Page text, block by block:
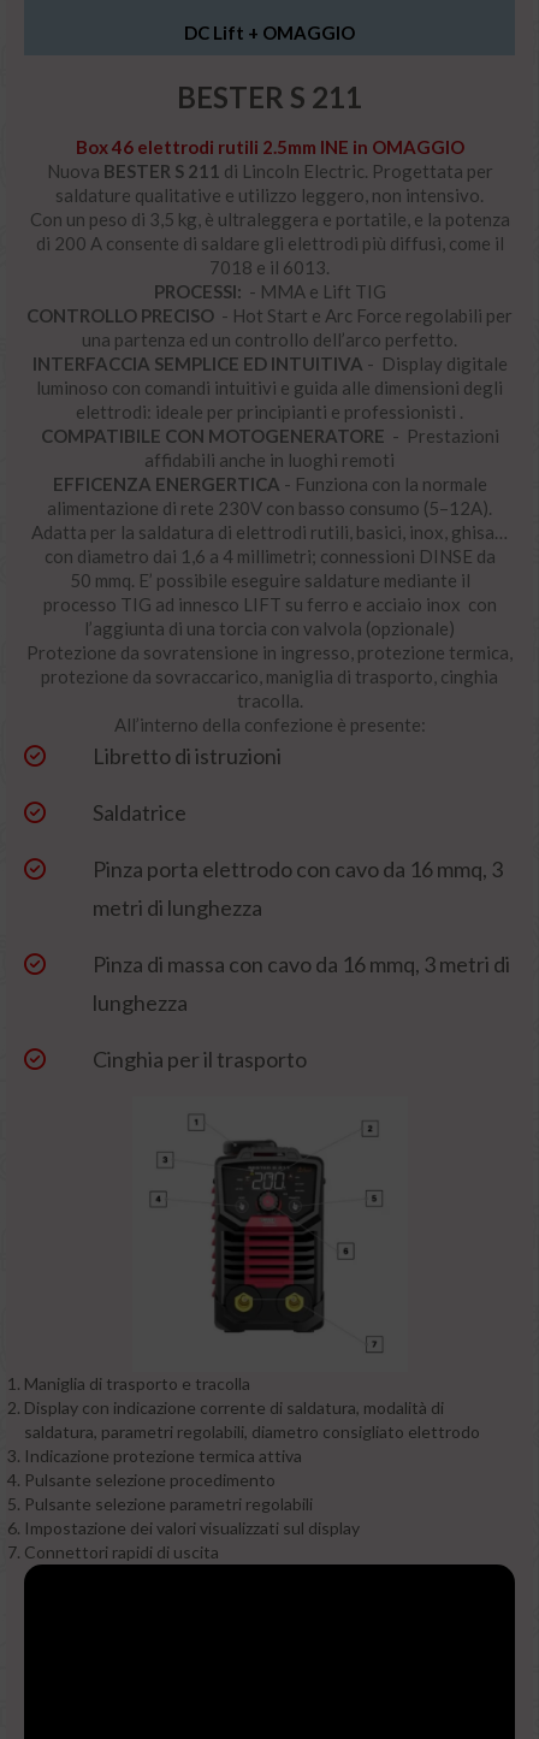
DC Lift + OMAGGIO
BESTER S 211
Box 46 elettrodi rutili 2.5mm INE in OMAGGIO
Nuova BESTER S 211 di Lincoln Electric. Progettata per
saldature qualitative e utilizzo leggero, non intensivo.
Con un peso di 3,5 kg, è ultraleggera e portatile, e la potenza
di 200 A consente di saldare gli elettrodi più diffusi, come il
7018 e il 6013.
PROCESSI: - MMA e Lift TIG
CONTROLLO PRECISO - Hot Start e Arc Force regolabili per
una partenza ed un controllo dell’arco perfetto.
INTERFACCIA SEMPLICE ED INTUITIVA - Display digitale
luminoso con comandi intuitivi e guida alle dimensioni degli
elettrodi: ideale per principianti e professionisti .
COMPATIBILE CON MOTOGENERATORE - Prestazioni
affidabili anche in luoghi remoti
EFFICENZA ENERGERTICA - Funziona con la normale
alimentazione di rete 230V con basso consumo (5–12A).
Adatta per la saldatura di elettrodi rutili, basici, inox, ghisa…
con diametro dai 1,6 a 4 millimetri; connessioni DINSE da
50 mmq. E’ possibile eseguire saldature mediante il
processo TIG ad innesco LIFT su ferro e acciaio inox con
l’aggiunta di una torcia con valvola (opzionale)
Protezione da sovratensione in ingresso, protezione termica,
protezione da sovraccarico, maniglia di trasporto, cinghia
tracolla.
All’interno della confezione è presente:
Libretto di istruzioni
Saldatrice
Pinza porta elettrodo con cavo da 16 mmq, 3
metri di lunghezza
Pinza di massa con cavo da 16 mmq, 3 metri di
lunghezza
Cinghia per il trasporto
Maniglia di trasporto e tracolla
Display con indicazione corrente di saldatura, modalità di
saldatura, parametri regolabili, diametro consigliato elettrodo
Indicazione protezione termica attiva
Pulsante selezione procedimento
Pulsante selezione parametri regolabili
Impostazione dei valori visualizzati sul display
Connettori rapidi di uscita